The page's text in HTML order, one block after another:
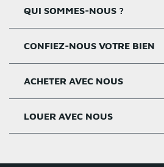
QUI SOMMES-NOUS ?
Nos agences
Notre histoire
Nos valeurs
CONFIEZ-NOUS VOTRE BIEN
Estimer un bien
Critères estimation
ACHETER AVEC NOUS
Acheter sur Rennes
LOUER AVEC NOUS